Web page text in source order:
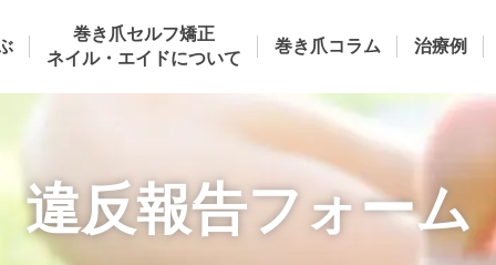
巻き爪セルフ矯正
ネイル・エイドについて
巻き爪コラム 治療例
違反報告フォーム